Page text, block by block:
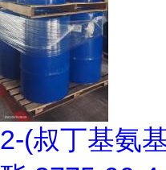
2-(叔丁基氨